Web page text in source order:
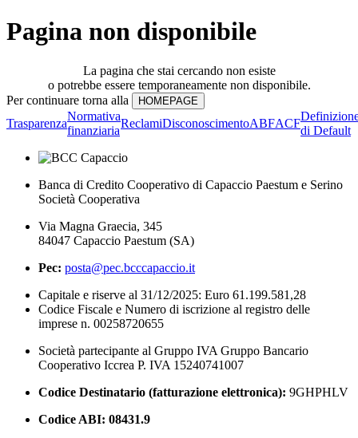
Pagina non disponibile
La pagina che stai cercando non esiste
o potrebbe essere temporaneamente non disponibile.
Per continuare torna alla
Trasparenza
Normativa
finanziaria
ReclamiDisconoscimentoABFACF
di Default
Banca di Credito Cooperativo di Capaccio Paestum e Serino
Società Cooperativa
Via Magna Graecia, 345
84047 Capaccio Paestum (SA)
Pec: posta@pec.bcccapaccio.it
Capitale e riserve al 31/12/2025: Euro 61.199.581,28
Codice Fiscale e Numero di iscrizione al registro delle
imprese n. 00258720655
Società partecipante al Gruppo IVA Gruppo Bancario
Cooperativo Iccrea P. IVA 15240741007
Codice Destinatario (fatturazione elettronica): 9GHPHLV
Codice ABI: 08431.9